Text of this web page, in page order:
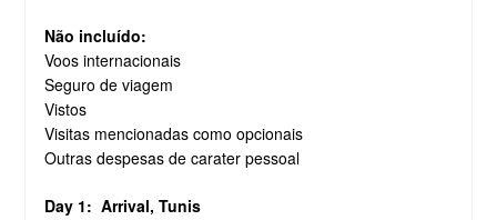
Não incluído:
Voos internacionais
Seguro de viagem
Vistos
Visitas mencionadas como opcionais
Outras despesas de carater pessoal
Day 1: Arrival, Tunis